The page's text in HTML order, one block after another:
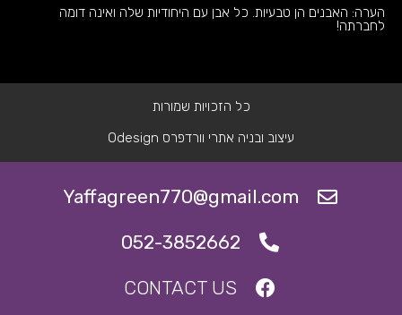
הערה: האבנים הן טבעיות. כל אבן עם היחודיות שלה ואינה דומה
לחברתה!
כל הזכויות שמורות
עיצוב ובניה אתרי וורדפרס Odesign
Yaffagreen770@gmail.com
052-3852662
CONTACT US